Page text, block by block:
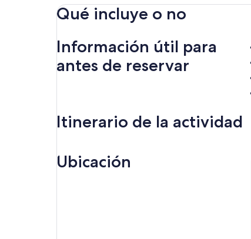
Qué incluye o no
Información útil para
antes de reservar
Itinerario de la actividad
Ubicación